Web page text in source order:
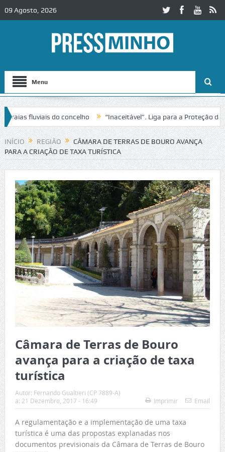
09 Agosto, 2026
Menu
fluviais do concelho “Inaceitável”. Liga para a Proteção da
INÍCIO REGIÃO
CÂMARA DE TERRAS DE BOURO AVANÇA
PARA A CRIAÇÃO DE TAXA TURÍSTICA
Câmara de Terras de Bouro
avança para a criação de taxa
turística
Autor: Fernando Gualtieri (CP 7889-A)
a: 21 Dezembro, 2017 - 16:49 Imprimir Email
A regulamentação e a implementação de uma taxa
turística é uma das propostas explanadas nos
documentos previsionais da Câmara de Terras de Bouro